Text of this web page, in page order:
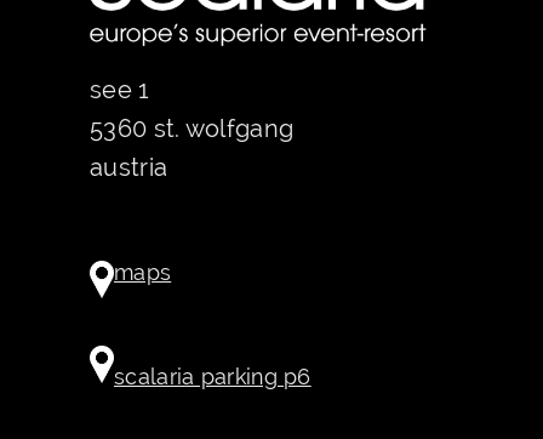
see 1
5360 st. wolfgang
austria
maps
scalaria parking p6